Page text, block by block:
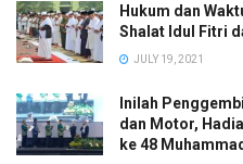
Hukum dan
Shalat Idul Fitri
JULY 19, 2021
Inilah
dan Motor,
ke 48